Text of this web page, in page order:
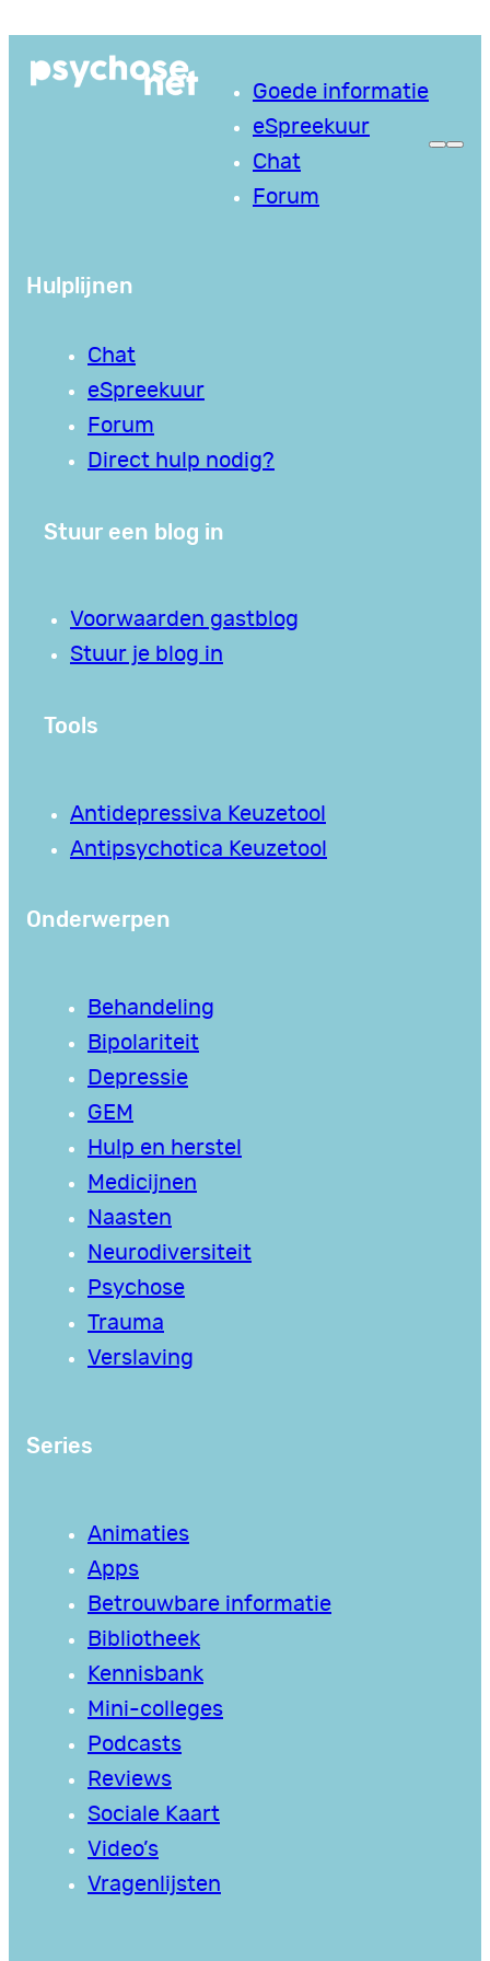
naar
Goede informatie
eSpreekuur
Chat
Forum
Hulplijnen
Chat
eSpreekuur
Forum
Direct hulp nodig?
Stuur een blog in
Voorwaarden gastblog
Stuur je blog in
Tools
Antidepressiva Keuzetool
Antipsychotica Keuzetool
Onderwerpen
Behandeling
Bipolariteit
Depressie
GEM
Hulp en herstel
Medicijnen
Naasten
Neurodiversiteit
Psychose
Trauma
Verslaving
Series
Animaties
Apps
Betrouwbare informatie
Bibliotheek
Kennisbank
Mini-colleges
Podcasts
Reviews
Sociale Kaart
Video’s
Vragenlijsten